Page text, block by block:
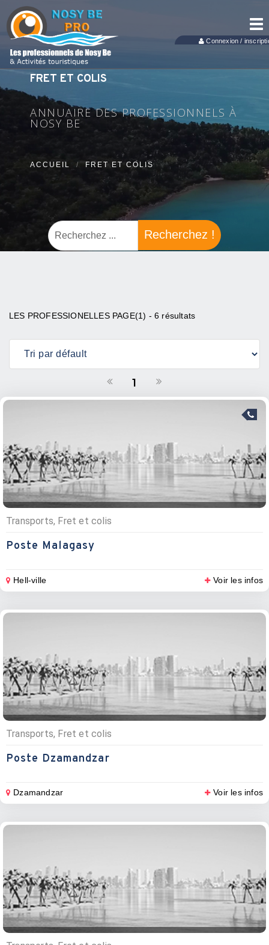
Connexion /
FRET ET COLIS
ANNUAIRE DES PROFESSIONNELS À
NOSY BE
ACCUEIL FRET ET COLIS
Recherchez !
LES PROFESSIONELLES PAGE(1) - 6 résultats
1
Transports, Fret et colis
Poste Malagasy
Hell-ville Voir les infos
Transports, Fret et colis
Poste Dzamandzar
Dzamandzar Voir les infos